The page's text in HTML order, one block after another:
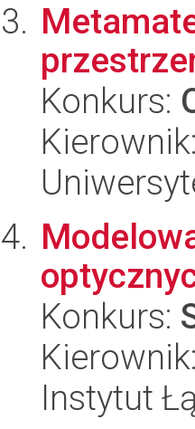
Konkurs:
Konkurs:
Instytut